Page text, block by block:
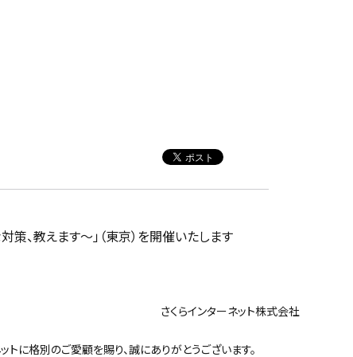
、教えます～」（東京）を開催いたします
ターネット株式会社
トに格別のご愛顧を賜り、誠にありがとうございます。